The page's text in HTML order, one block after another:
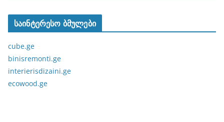
საინტერესო ბმულები
cube.ge
binisremonti.ge
interierisdizaini.ge
ecowood.ge